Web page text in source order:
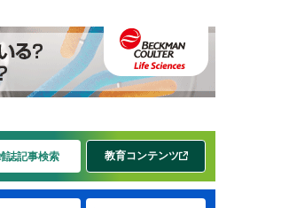
誌記事検索 教育コンテンツ